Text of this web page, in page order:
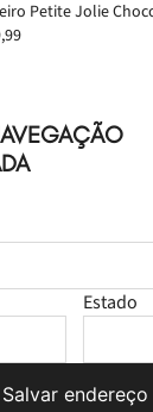
Estado
Salvar endereço
Petite Jolie